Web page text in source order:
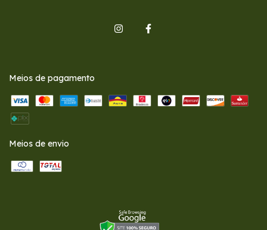
Meios de pagamento
Meios de envio